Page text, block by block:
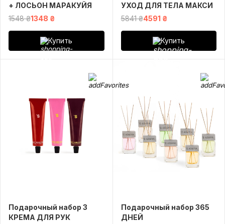
+ ЛОСЬОН МАРАКУЙЯ
1548 ₴1348 ₴
Купить
УХОД ДЛЯ ТЕЛА МАКСИ
5841 ₴4591 ₴
Купить
Подарочный набор 3
КРЕМА ДЛЯ РУК
Подарочный набор 365
ДНЕЙ